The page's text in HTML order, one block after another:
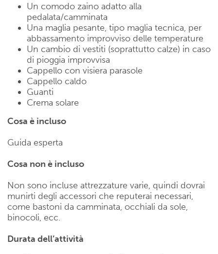
Un comodo zaino adatto alla
pedalata/camminata
Una maglia pesante, tipo maglia tecnica, per
abbassamento improvviso delle temperature
Un cambio di vestiti (soprattutto calze) in caso
di pioggia improvvisa
Cappello con visiera parasole
Cappello caldo
Guanti
Crema solare
Cosa è incluso
Guida esperta
Cosa non è incluso
Non sono incluse attrezzature varie, quindi dovrai
munirti degli accessori che reputerai necessari,
come bastoni da camminata, occhiali da sole,
binocoli, ecc.
Durata dell’attività